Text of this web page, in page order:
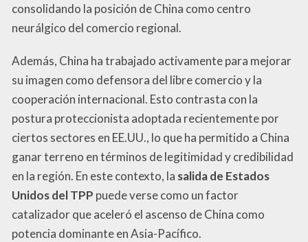
consolidando la posición de China como centro
neurálgico del comercio regional.
Además, China ha trabajado activamente para mejorar
su imagen como defensora del libre comercio y la
cooperación internacional. Esto contrasta con la
postura proteccionista adoptada recientemente por
ciertos sectores en EE.UU., lo que ha permitido a China
ganar terreno en términos de legitimidad y credibilidad
en la región. En este contexto, la salida de Estados
Unidos del TPP puede verse como un factor
catalizador que aceleró el ascenso de China como
potencia dominante en Asia-Pacífico.